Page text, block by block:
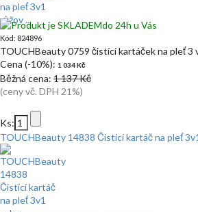
do 24h u Vás
Kód: 824896
TOUCHBeauty 0759 čistící kartáček na pleť
Cena (-10%): 1 034 Kč
Běžná cena: 1 137 Kč
(ceny vč. DPH 21%)
Ks:
TOUCHBeauty 14838 Čisticí kartáč na pleť